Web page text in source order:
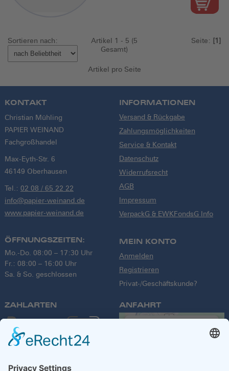
Sortieren nach:
Artikel 1 - 5 (5
Gesamt)
Artikel pro Seite
Seite: [1]
KONTAKT
Christian Mühling
PAPIER WEINAND
Fachgroßhandel
Max-Eyth-Str. 6
46149 Oberhausen
Tel.: 02 08 / 65 22 22
info@papier-weinand.de
www.papier-weinand.de
ÖFFNUNGSZEITEN:
Mo.-Do. 08:00 – 17:30 Uhr
Fr.: 08:00 – 16:00 Uhr
Sa. & So. geschlossen
INFORMATIONEN
Versand & Rückgabe
Zahlungsmöglichkeiten
Service & Kontakt
Datenschutz
Widerrufsrecht
AGB
Impressum
VerpackG & EWKFondsG Info
MEIN KONTO
Anmelden
Registrieren
Privat-/Geschäftskunde?
ZAHLARTEN ANFAHRT